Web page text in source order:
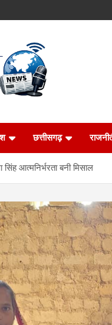
छत्तीसगढ़
आत्मनिर्भरता बनी मिसाल